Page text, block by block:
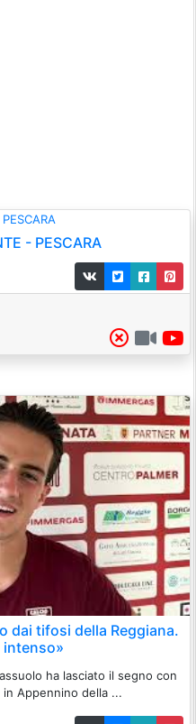
- PESCARA
dai tifosi della Reggiana.
intenso»
ha lasciato il segno con
Appennino della ...